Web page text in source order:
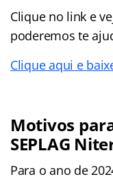
Clique no link e
poderemos te
Clique aqui e
Motivos
SEPLAG
Para o ano de